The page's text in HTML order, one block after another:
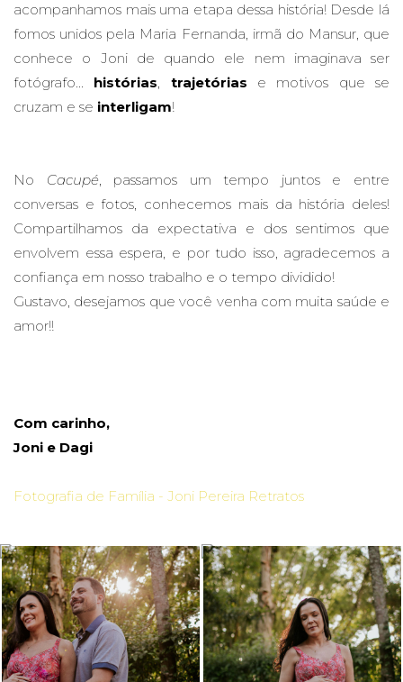
acompanhamos mais uma etapa dessa história! Desde lá
fomos unidos pela Maria Fernanda, irmã do Mansur, que
conhece o Joni de quando ele nem imaginava ser
fotógrafo... histórias, trajetórias e motivos que se
cruzam e se interligam!
No Cacupé, passamos um tempo juntos e entre
conversas e fotos, conhecemos mais da história deles!
Compartilhamos da expectativa e dos sentimos que
envolvem essa espera, e por tudo isso, agradecemos a
confiança em nosso trabalho e o tempo dividido!
Gustavo, desejamos que você venha com muita saúde e
amor!!
Com carinho,
Joni e Dagi
Fotografia de Família - Joni Pereira Retratos